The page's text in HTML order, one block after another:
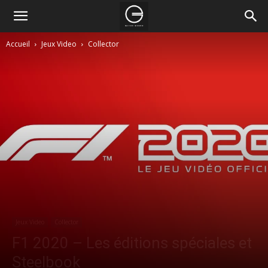
Accueil Jeux Video Collector